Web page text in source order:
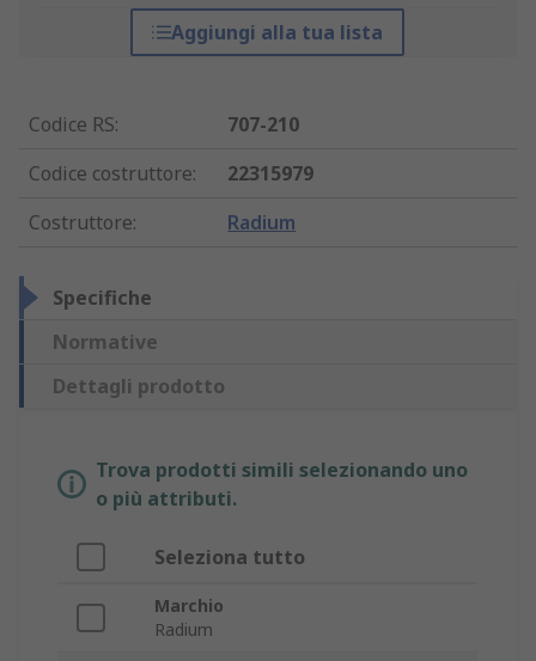
Aggiungi alla tua lista
Codice RS:
707-210
Codice costruttore:
22315979
Costruttore: Radium
Specifiche
Normative
Dettagli prodotto
Trova prodotti simili selezionando uno
o più attributi.
Seleziona tutto
Marchio
Radium